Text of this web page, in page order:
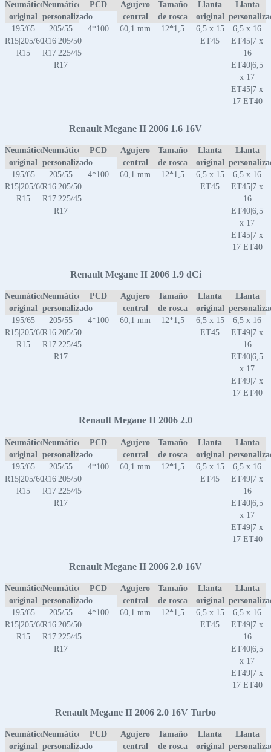
Neumático
original
Neumático
personalizado
PCD
Agujero
central
Tamaño
de rosca
Llanta
original
Llanta
195/65
R15|205/60
R15
205/55
R16|205/50
R17|225/45
R17
4*100 60,1 mm 12*1,5
6,5 x 15
ET45
6,5 x 16
ET45|7 x
16
ET40|6,5
x 17
ET45|7 x
17 ET40
Renault Megane II 2006 1.6 16V
Neumático
original
Neumático
personalizado
PCD
Agujero
central
Tamaño
de rosca
Llanta
original
Llanta
195/65
R15|205/60
R15
205/55
R16|205/50
R17|225/45
R17
4*100 60,1 mm 12*1,5
6,5 x 15
ET45
6,5 x 16
ET45|7 x
16
ET40|6,5
x 17
ET45|7 x
17 ET40
Renault Megane II 2006 1.9 dCi
Neumático
original
Neumático
personalizado
PCD
Agujero
central
Tamaño
de rosca
Llanta
original
Llanta
195/65
R15|205/60
R15
205/55
R16|205/50
R17|225/45
R17
4*100 60,1 mm 12*1,5
6,5 x 15
ET45
6,5 x 16
ET49|7 x
16
ET40|6,5
x 17
ET49|7 x
17 ET40
Renault Megane II 2006 2.0
Neumático
original
Neumático
personalizado
PCD
Agujero
central
Tamaño
de rosca
Llanta
original
Llanta
195/65
R15|205/60
R15
205/55
R16|205/50
R17|225/45
R17
4*100 60,1 mm 12*1,5
6,5 x 15
ET45
6,5 x 16
ET49|7 x
16
ET40|6,5
x 17
ET49|7 x
17 ET40
Renault Megane II 2006 2.0 16V
Neumático
original
Neumático
personalizado
PCD
Agujero
central
Tamaño
de rosca
Llanta
original
Llanta
195/65
R15|205/60
R15
205/55
R16|205/50
R17|225/45
R17
4*100 60,1 mm 12*1,5
6,5 x 15
ET45
6,5 x 16
ET49|7 x
16
ET40|6,5
x 17
ET49|7 x
17 ET40
Renault Megane II 2006 2.0 16V Turbo
Neumático
original
Neumático
personalizado
PCD
Agujero
central
Tamaño
de rosca
Llanta
original
Llanta